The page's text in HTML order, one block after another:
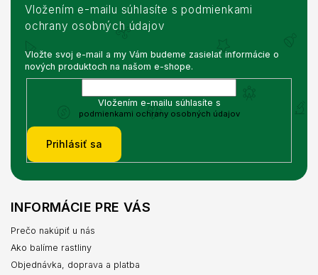
Vložením e-mailu súhlasíte s podmienkami
ochrany osobných údajov
Vložte svoj e-mail a my Vám budeme zasielať informácie o
nových produktoch na našom e-shope.
Vložením e-mailu súhlasíte s
podmienkami ochrany osobných údajov
Prihlásiť sa
INFORMÁCIE PRE VÁS
Prečo nakúpiť u nás
Ako balíme rastliny
Objednávka, doprava a platba